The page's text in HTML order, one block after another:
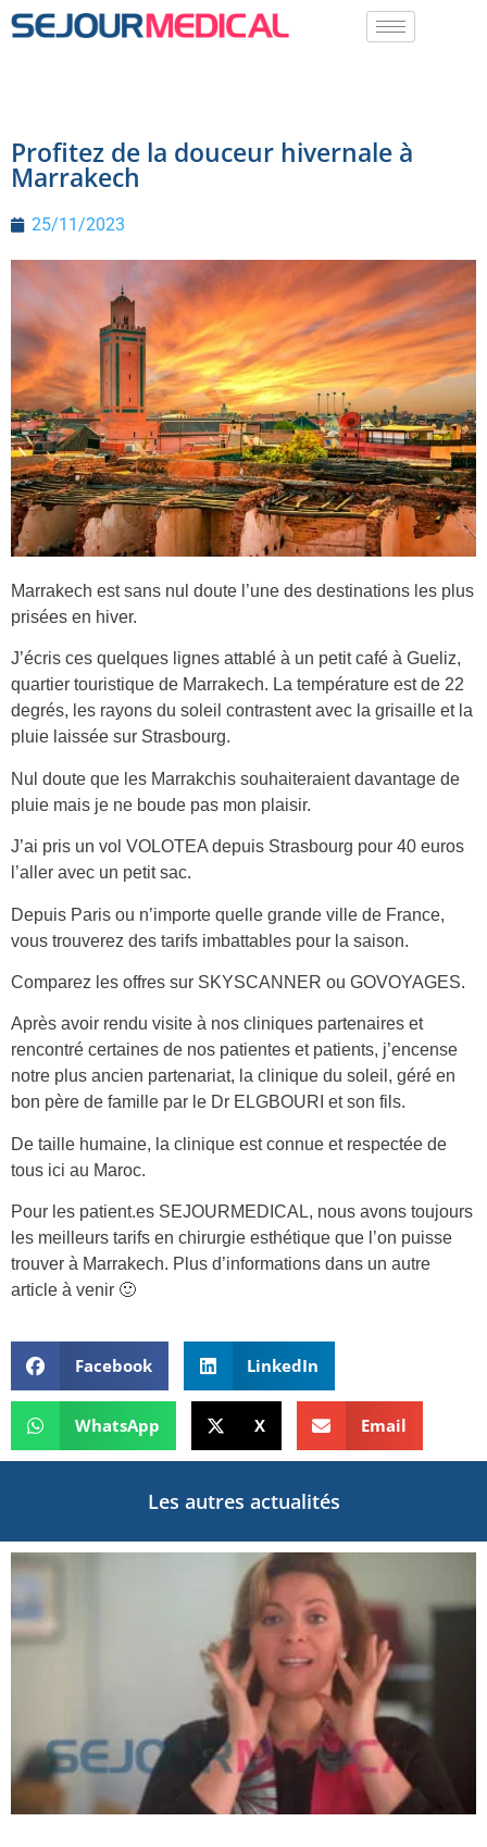
Profitez de la douceur hivernale à
Marrakech
25/11/2023
Marrakech est sans nul doute l’une des destinations les plus
prisées en hiver.
J’écris ces quelques lignes attablé à un petit café à Gueliz,
quartier touristique de Marrakech. La température est de 22
degrés, les rayons du soleil contrastent avec la grisaille et la
pluie laissée sur Strasbourg.
Nul doute que les Marrakchis souhaiteraient davantage de
pluie mais je ne boude pas mon plaisir.
J’ai pris un vol VOLOTEA depuis Strasbourg pour 40 euros
l’aller avec un petit sac.
Depuis Paris ou n’importe quelle grande ville de France,
vous trouverez des tarifs imbattables pour la saison.
Comparez les offres sur SKYSCANNER ou GOVOYAGES.
Après avoir rendu visite à nos cliniques partenaires et
rencontré certaines de nos patientes et patients, j’encense
notre plus ancien partenariat, la clinique du soleil, géré en
bon père de famille par le Dr ELGBOURI et son fils.
De taille humaine, la clinique est connue et respectée de
tous ici au Maroc.
Pour les patient.es SEJOURMEDICAL, nous avons toujours
les meilleurs tarifs en chirurgie esthétique que l’on puisse
trouver à Marrakech. Plus d’informations dans un autre
article à venir 🙂
Facebook LinkedIn
WhatsApp X Email
Les autres actualités